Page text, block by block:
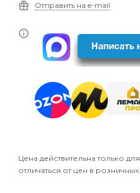
Отправить на e-mail
Цена действительна только
отличаться от цен в